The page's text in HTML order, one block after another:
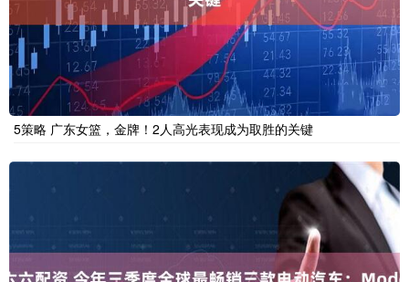
5策略 广东女篮，金牌！2人高光表现成为取胜的关键